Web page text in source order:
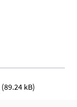
(89.24 kB)